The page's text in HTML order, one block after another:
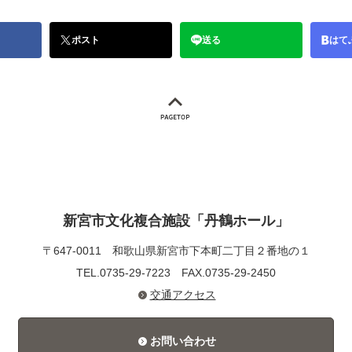
ポスト 送る はて
新宮市文化複合施設「丹鶴ホール」
〒647-0011 和歌山県新宮市下本町二丁目２番地の１
TEL.0735-29-7223 FAX.0735-29-2450
交通アクセス
お問い合わせ